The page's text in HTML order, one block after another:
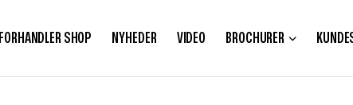
FORHANDLER SHOP NYHEDER VIDEO BROCHURER